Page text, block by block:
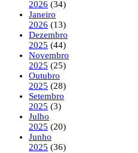
2026 (34)
Janeiro
2026 (13)
Dezembro
2025 (44)
Novembro
2025 (25)
Outubro
2025 (28)
Setembro
2025 (3)
Julho
2025 (20)
Junho
2025 (36)